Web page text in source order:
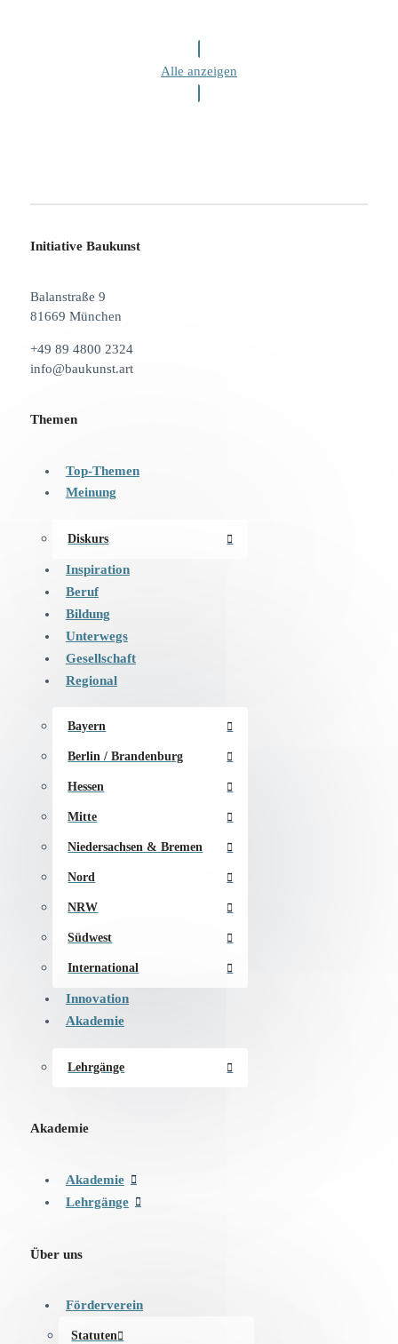
Alle anzeigen
Initiative Baukunst
Balanstraße 9
81669 München
+49 89 4800 2324
info@baukunst.art
Themen
Top-Themen
Meinung
Diskurs
Inspiration
Beruf
Bildung
Unterwegs
Gesellschaft
Regional
Bayern
Berlin / Brandenburg
Hessen
Mitte
Niedersachsen & Bremen
Nord
NRW
Südwest
International
Innovation
Akademie
Lehrgänge
Akademie
Akademie
Lehrgänge
Über uns
Förderverein
Statuten